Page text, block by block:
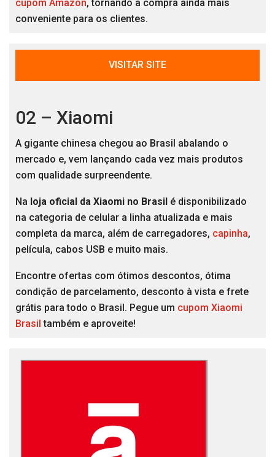
cupom Amazon, tornando a compra ainda mais
conveniente para os clientes.
VISITAR SITE
02 – Xiaomi
A gigante chinesa chegou ao Brasil abalando o
mercado e, vem lançando cada vez mais produtos
com qualidade surpreendente.
Na loja oficial da Xiaomi no Brasil é disponibilizado
na categoria de celular a linha atualizada e mais
completa da marca, além de carregadores, capinha,
película, cabos USB e muito mais.
Encontre ofertas com ótimos descontos, ótima
condição de parcelamento, desconto à vista e frete
grátis para todo o Brasil. Pegue um cupom Xiaomi
Brasil também e aproveite!